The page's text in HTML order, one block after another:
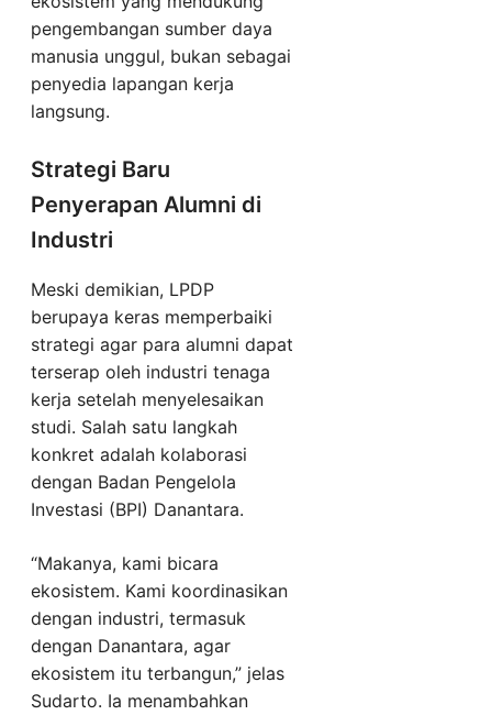
pengembangan sumber daya
manusia unggul, bukan sebagai
penyedia lapangan kerja
langsung.
Strategi Baru
Penyerapan Alumni di
Industri
Meski demikian, LPDP
berupaya keras memperbaiki
strategi agar para alumni dapat
terserap oleh industri tenaga
kerja setelah menyelesaikan
studi. Salah satu langkah
konkret adalah kolaborasi
dengan Badan Pengelola
Investasi (BPI) Danantara.
“Makanya, kami bicara
ekosistem. Kami koordinasikan
dengan industri, termasuk
dengan Danantara, agar
ekosistem itu terbangun,” jelas
Sudarto. Ia menambahkan